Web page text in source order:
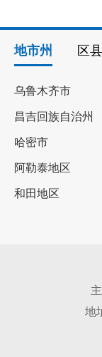
地市州 区县
乌鲁木齐市
昌吉回族自治州
哈密市
阿勒泰地区
和田地区
地